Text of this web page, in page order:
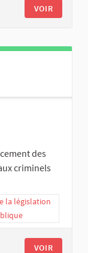
VOIR
des
criminels
la législation
VOIR